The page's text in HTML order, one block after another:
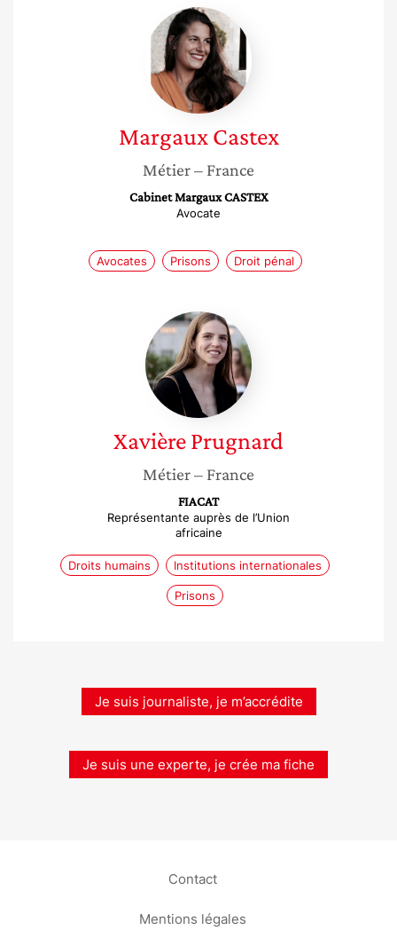
Margaux
Castex
Margaux Castex
Métier– France
Cabinet Margaux CASTEX
Avocate
Avocates Prisons Droit pénal
Xavière
Prugnard
XavièrePrugnard
Métier– France
FIACAT
Représentante auprès de l’Union
africaine
Droits humains Institutions internationales
Prisons
Je suis journaliste, je m’accrédite
Je suis une experte, je crée ma fiche
Contact
Mentions légales